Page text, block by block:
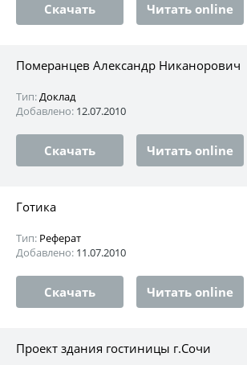
Скачать Читать online
Померанцев Александр Никанорович
Тип:Доклад
Добавлено: 12.07.2010
Скачать Читать online
Готика
Тип: Реферат
Добавлено: 11.07.2010
Скачать Читать online
Проект здания гостиницы г.Сочи